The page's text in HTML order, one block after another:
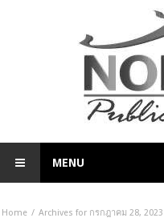
MENU
Home Archives for กรกฎาคม 28, 2023